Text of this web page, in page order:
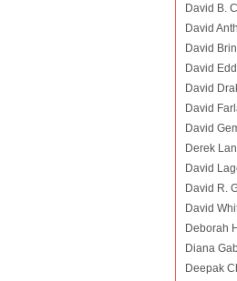
David B.
David
David Brin
David
David
David
David
Derek
David
David R.
David
Deborah
Diana
Deepak